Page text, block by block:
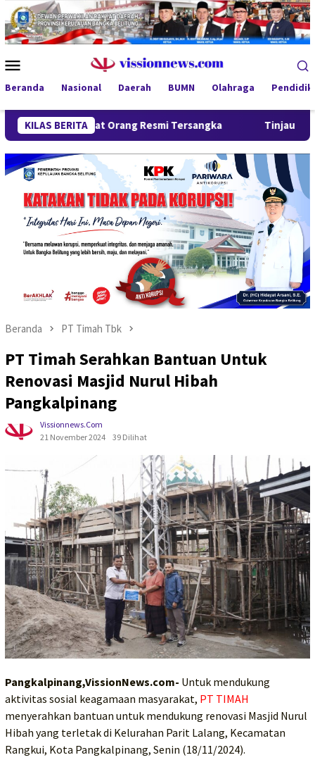
Loncat
ke
konten
Mobile
Beranda Nasional Daerah BUMN Olahraga
KILAS BERITA
Orang Resmi Tersangka Tinjau Program MBG 3B
Beranda PT Timah Tbk
PT Timah Serahkan Bantuan Untuk
Renovasi Masjid Nurul Hibah
Pangkalpinang
Vissionnews.com
21 November 2024
39 Dilihat
Pangkalpinang,VissionNews.com- Untuk mendukung
aktivitas sosial keagamaan masyarakat, PT TIMAH
menyerahkan bantuan untuk mendukung renovasi Masjid Nurul
Hibah yang terletak di Kelurahan Parit Lalang, Kecamatan
Rangkui, Kota Pangkalpinang, Senin (18/11/2024).